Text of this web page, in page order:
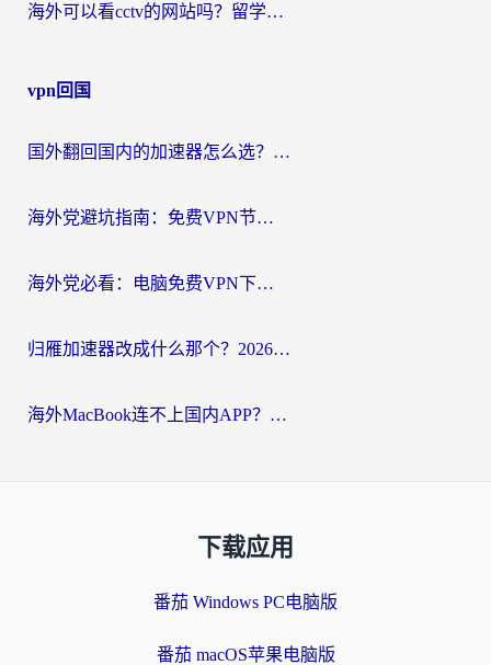
海外可以看cctv的网站吗？留学生亲测有效的回国追剧方案
vpn回国
国外翻回国内的加速器怎么选？海外党亲测实用指南，告别地域限制
海外党避坑指南：免费VPN节点真的靠谱吗？教你选对回国加速器无缝访问国内资源
海外党必看：电脑免费VPN下载指南+回国加速器选择全攻略，告别地区限制
归雁加速器改成什么那个？2026海外党回国加速全攻略：告别地区限制，轻松刷剧玩游戏
海外MacBook连不上国内APP？选对回国VPN，告别地区限制的烦恼
下载应用
番茄 Windows PC电脑版
番茄 macOS苹果电脑版